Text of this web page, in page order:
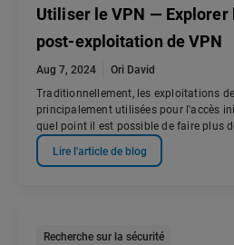
Utiliser le VPN — Explorer
post-exploitation de VPN
Aug 7, 2024
Ori David
Traditionnellement, les exploitations
principalement utilisées pour l'accès
quel point il est possible de faire plus
Lire l'article de blog
Recherche sur la sécurité